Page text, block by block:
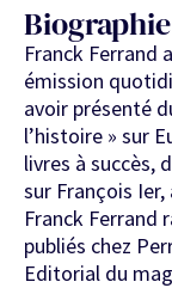
Biographie
Franck Ferrand
émission
avoir présenté
l’histoire » sur
livres à succès,
sur François
Franck Ferrand
publiés chez
Editorial du